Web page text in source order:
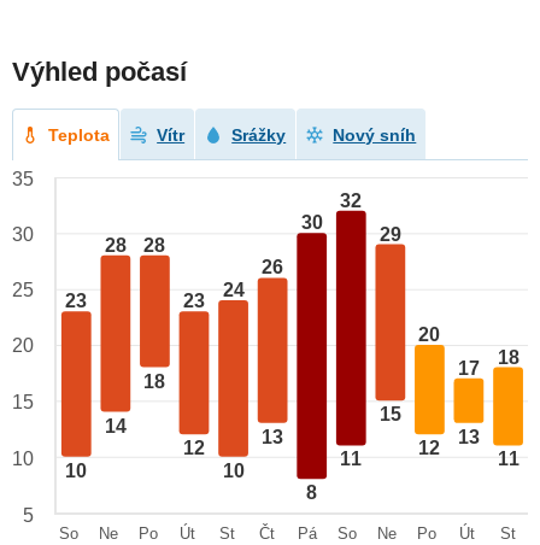
Výhled počasí
Teplota Vítr Srážky Nový sníh
23
10
28
14
28
18
23
12
24
10
26
13
30
8
32
11
29
15
20
12
17
13
18
11
35
30
25
20
15
10
5
So
Ne
Po
Út
St
Čt
Pá
So
Ne
Po
Út
St